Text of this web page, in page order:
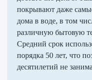
покрывают даже
дома в воде, в том
различную бытовую
Средний срок
порядка 50 лет, что
десятилетий не